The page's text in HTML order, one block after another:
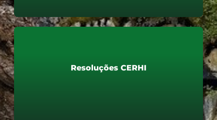
Resoluções CERHI
Resoluções CERHI